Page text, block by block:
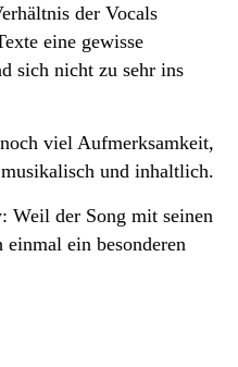
der Vocals
eine gewisse
sich nicht zu sehr ins
viel Aufmerksamkeit,
und inhaltlich.
Weil der Song mit seinen
ein besonderen